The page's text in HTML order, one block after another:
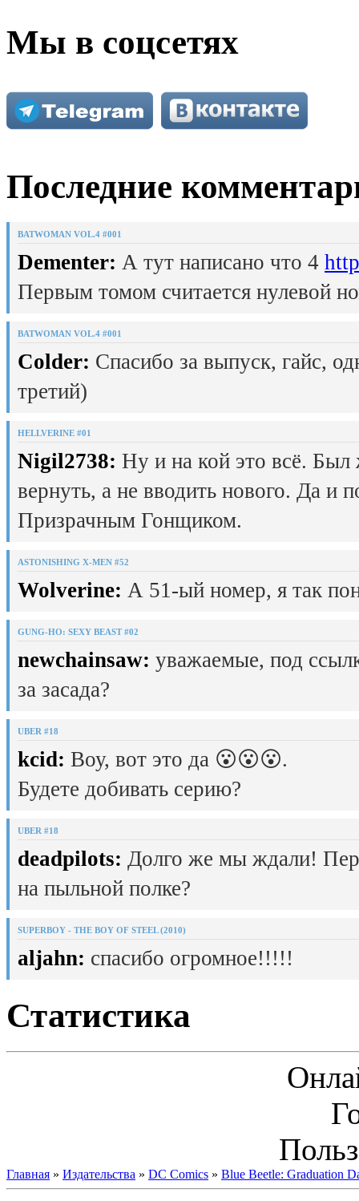
Мы в соцсетях
Последние
BATWOMAN VOL.4 #001
Dementer: А тут написано что 4
Первым томом считается нулевой
BATWOMAN VOL.4 #001
Colder: Спасибо за выпуск, гайс,
третий)
HELLVERINE #01
Nigil2738: Ну и на кой это всё.
вернуть, а не вводить нового. Да и
Призрачным Гонщиком.
ASTONISHING X-MEN #52
Wolverine: А 51-ый номер, я так
GUNG-HO: SEXY BEAST #02
newchainsaw: уважаемые, под
за засада?
UBER #18
kcid: Воу, вот это да 😮😮😮.
Будете добивать серию?
UBER #18
deadpilots: Долго же мы ждали!
на пыльной полке?
SUPERBOY - THE BOY OF STEEL (2010)
aljahn: спасибо огромное!!!!!
Статистика
Главная » Издательства » DC Comics » Blue Beetle: Graduation